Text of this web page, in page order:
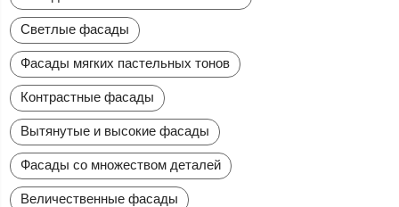
Светлые фасады
Фасады мягких пастельных тонов
Контрастные фасады
Вытянутые и высокие фасады
Фасады со множеством деталей
Величественные фасады